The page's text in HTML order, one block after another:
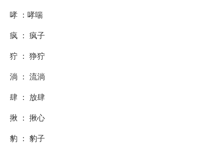
哮 ：哮喘
疯 ： 疯子
狞 ： 狰狞
淌 ： 流淌
肆 ： 放肆
揪 ： 揪心
豹 ： 豹子